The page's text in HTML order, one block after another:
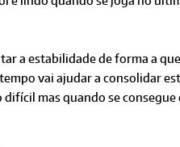
a estabilidade de forma a
vai ajudar a consolidar
mas quando se